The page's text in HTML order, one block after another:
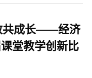
共成长——经济
堂教学创新比